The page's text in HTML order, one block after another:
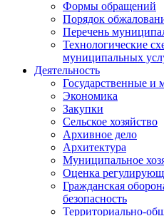
Формы обращений
Порядок
Перечень
Технологические
муниципальных
Деятельность
Государственные и
Экономика
Закупки
Сельское хозяйство
Архивное дело
Архитектура
Муниципальное
Оценка
Гражданская
безопасность
Территориально-